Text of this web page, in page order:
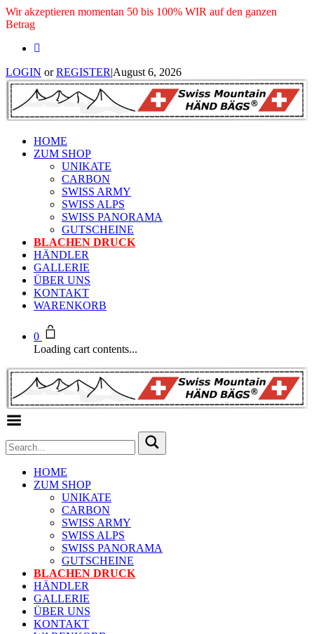
Wir akzeptieren momentan 50 bis 100% WIR auf den ganzen
Betrag
LOGIN orREGISTER|August 6, 2026
HOME
ZUM SHOP
UNIKATE
CARBON
SWISS ARMY
SWISS ALPS
SWISS PANORAMA
GUTSCHEINE
BLACHEN DRUCK
HÄNDLER
GALLERIE
ÜBER UNS
KONTAKT
WARENKORB
0
Loading cart contents...
HOME
ZUM SHOP
UNIKATE
CARBON
SWISS ARMY
SWISS ALPS
SWISS PANORAMA
GUTSCHEINE
BLACHEN DRUCK
HÄNDLER
GALLERIE
ÜBER UNS
KONTAKT